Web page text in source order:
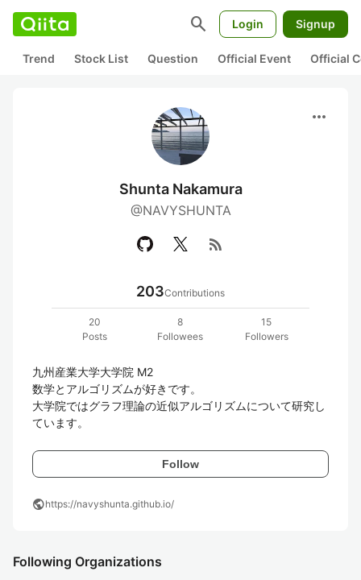
search Login Signup
Trend Stock List Question Official Event Official
more_horiz
Shunta Nakamura
@NAVYSHUNTA
rss_feed
203Contributions
20
Posts
8
Followees
15
Followers
九州産業大学大学院 M2
数学とアルゴリズムが好きです。
大学院ではグラフ理論の近似アルゴリズムについて研究し
ています。
Follow
publichttps://navyshunta.github.io/
Following Organizations